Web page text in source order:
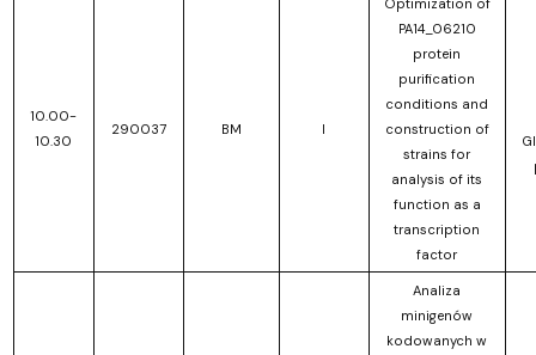
10.00-
10.30
290037 BM I
PA14_06210
protein
purification
conditions and
construction of
strains for
analysis of its
function as a
transcription
factor
Analiza
minigenów
kodowanych w